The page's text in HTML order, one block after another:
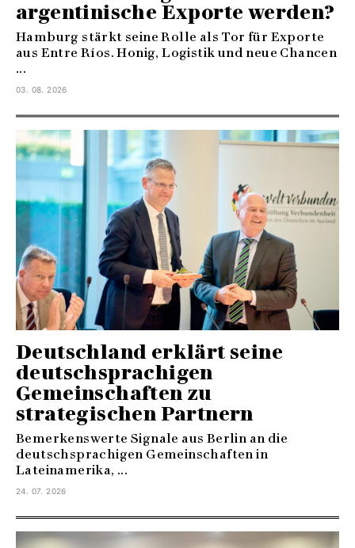
argentinische Exporte werden?
Hamburg stärkt seine Rolle als Tor für Exporte
aus Entre Ríos. Honig, Logistik und neue Chancen
...
03. 08. 2026
Deutschland erklärt seine
deutschsprachigen
Gemeinschaften zu
strategischen Partnern
Bemerkenswerte Signale aus Berlin an die
deutschsprachigen Gemeinschaften in
Lateinamerika, ...
24. 07. 2026